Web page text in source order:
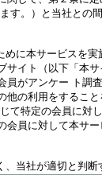
す。）と当社との
に本サービスを
サイト（以下「本
員がアンケー ト調
の利用をすること
て特定の会員に対
会員に対して本サ
当社が適切と判